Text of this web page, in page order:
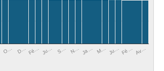
O… D… Fé… Ju… S… N… Ja… M… Ju… Fé… Av…